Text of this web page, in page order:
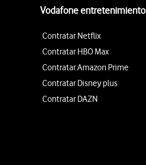
Vodafone entretenimiento
Contratar Netflix
Contratar HBO Max
Contratar Amazon Prime
Contratar Disney plus
Contratar DAZN